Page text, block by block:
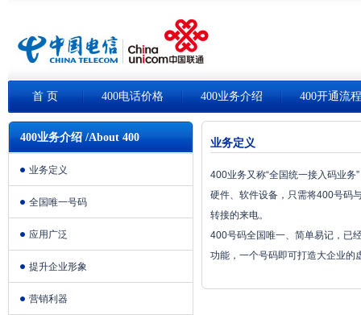
首 页 400电话价格 400业务介绍 400开通流程
400业务介绍 /About 400
业务定义
全国唯一号码
应用广泛
提升企业形象
营销利器
业务定义
400业务又称“全国统一接入码业
硬件、软件设备，只需将400号码
转接的来电。
400号码全国唯一、简单易记，已
功能，一个号码即可打造大企业的